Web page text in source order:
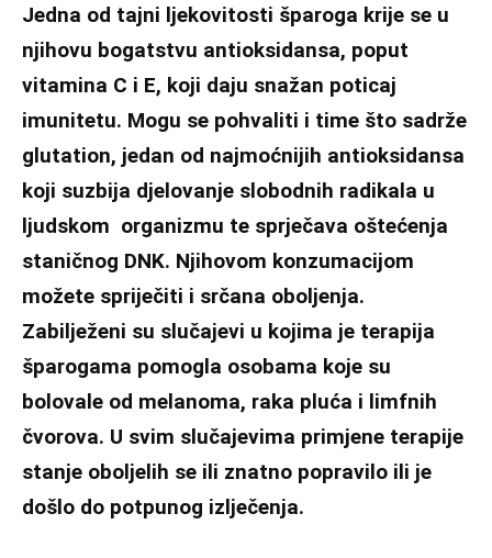
Jedna od tajni ljekovitosti šparoga krije se u
njihovu bogatstvu antioksidansa, poput
vitamina C i E, koji daju snažan poticaj
imunitetu. Mogu se pohvaliti i time što sadrže
glutation, jedan od najmoćnijih antioksidansa
koji suzbija djelovanje slobodnih radikala u
ljudskom organizmu te sprječava oštećenja
staničnog DNK. Njihovom konzumacijom
možete spriječiti i srčana oboljenja.
Zabilježeni su slučajevi u kojima je terapija
šparogama pomogla osobama koje su
bolovale od melanoma, raka pluća i limfnih
čvorova. U svim slučajevima primjene terapije
stanje oboljelih se ili znatno popravilo ili je
došlo do potpunog izlječenja.